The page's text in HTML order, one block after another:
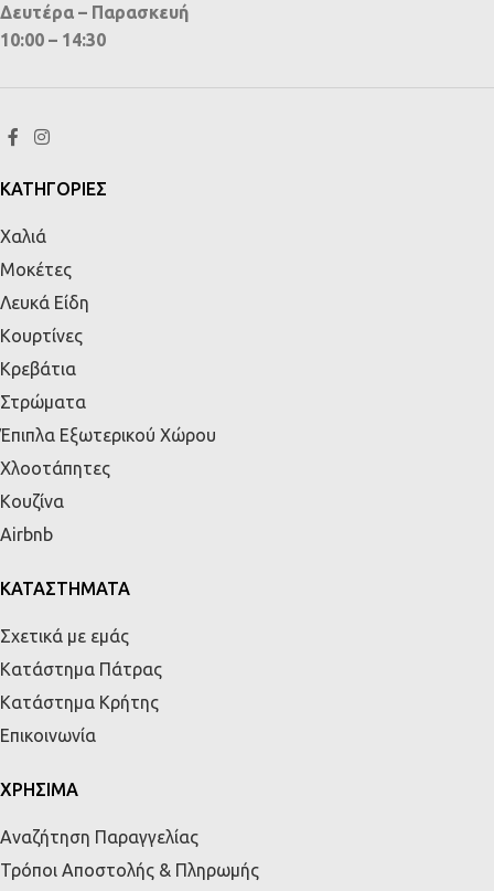
Δευτέρα – Παρασκευή
10:00 – 14:30
ΚΑΤΗΓΟΡΙΕΣ
Χαλιά
Μοκέτες
Λευκά Είδη
Κουρτίνες
Κρεβάτια
Στρώματα
Έπιπλα Εξωτερικού Χώρου
Χλοοτάπητες
Κουζίνα
Airbnb
ΚΑΤΑΣΤΗΜΑΤΑ
Σχετικά με εμάς
Κατάστημα Πάτρας
Κατάστημα Κρήτης
Επικοινωνία
ΧΡΗΣΙΜΑ
Αναζήτηση Παραγγελίας
Τρόποι Αποστολής & Πληρωμής